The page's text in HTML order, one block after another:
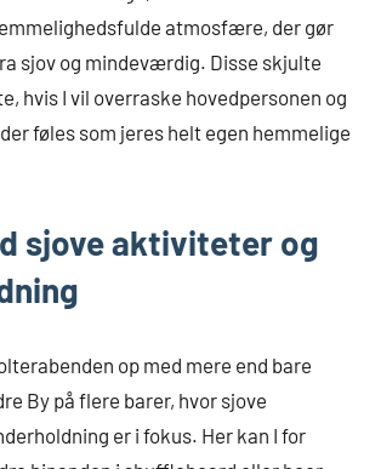
atmosfære, der gør
sjov og mindeværdig. Disse skjulte
hvis I vil overraske hovedpersonen og
føles som jeres helt egen hemmelige
sjove aktiviteter og
op med mere end bare
By på flere barer, hvor sjove
er i fokus. Her kan I for